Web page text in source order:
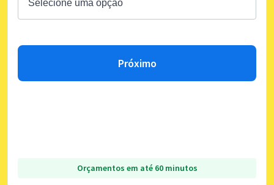
Próximo
Orçamentos em até 60 minutos